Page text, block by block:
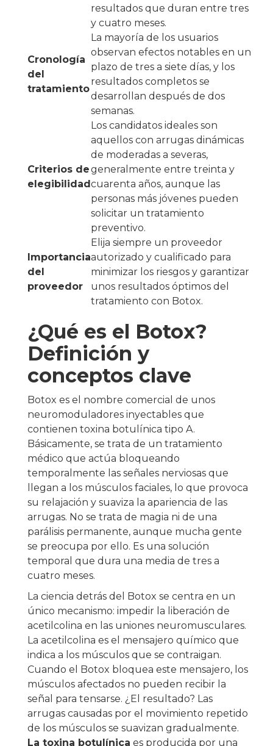
resultados que duran entre tres
y cuatro meses.
Cronología
del
tratamiento
La mayoría de los usuarios
observan efectos notables en un
plazo de tres a siete días, y los
resultados completos se
desarrollan después de dos
semanas.
Criterios de
elegibilidad
Los candidatos ideales son
aquellos con arrugas dinámicas
de moderadas a severas,
generalmente entre treinta y
cuarenta años, aunque las
personas más jóvenes pueden
solicitar un tratamiento
preventivo.
Importancia
del
proveedor
Elija siempre un proveedor
autorizado y cualificado para
minimizar los riesgos y garantizar
unos resultados óptimos del
tratamiento con Botox.
¿Qué es el Botox?
Definición y
conceptos clave
Botox es el nombre comercial de unos
neuromoduladores inyectables que
contienen toxina botulínica tipo A.
Básicamente, se trata de un tratamiento
médico que actúa bloqueando
temporalmente las señales nerviosas que
llegan a los músculos faciales, lo que provoca
su relajación y suaviza la apariencia de las
arrugas. No se trata de magia ni de una
parálisis permanente, aunque mucha gente
se preocupa por ello. Es una solución
temporal que dura una media de tres a
cuatro meses.
La ciencia detrás del Botox se centra en un
único mecanismo: impedir la liberación de
acetilcolina en las uniones neuromusculares.
La acetilcolina es el mensajero químico que
indica a los músculos que se contraigan.
Cuando el Botox bloquea este mensajero, los
músculos afectados no pueden recibir la
señal para tensarse. ¿El resultado? Las
arrugas causadas por el movimiento repetido
de los músculos se suavizan gradualmente.
La toxina botulínica es producida por una